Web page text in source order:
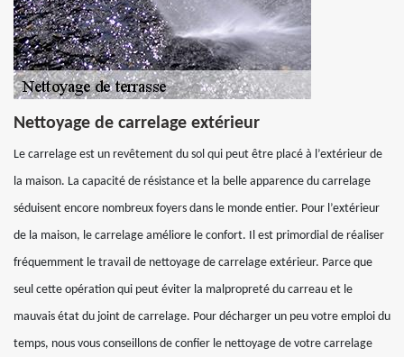
Nettoyage de carrelage extérieur
Le carrelage est un revêtement du sol qui peut être placé à l’extérieur de
la maison. La capacité de résistance et la belle apparence du carrelage
séduisent encore nombreux foyers dans le monde entier. Pour l’extérieur
de la maison, le carrelage améliore le confort. Il est primordial de réaliser
fréquemment le travail de nettoyage de carrelage extérieur. Parce que
seul cette opération qui peut éviter la malpropreté du carreau et le
mauvais état du joint de carrelage. Pour décharger un peu votre emploi du
temps, nous vous conseillons de confier le nettoyage de votre carrelage